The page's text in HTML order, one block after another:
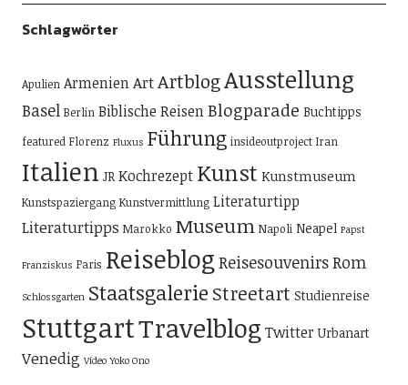
Schlagwörter
Apulien ArmenienArtArtblogAusstellung
Basel Berlin Biblische ReisenBlogparade Buchtipps
featured Florenz Fluxus Führung insideoutproject Iran
Italien JR Kochrezept Kunst Kunstmuseum
Kunstspaziergang Kunstvermittlung Literaturtipp
Literaturtipps Marokko Museum Napoli Neapel Papst
Franziskus Paris Reiseblog ReisesouvenirsRom
Schlossgarten Staatsgalerie Streetart Studienreise
StuttgartTravelblog Twitter Urbanart
Venedig Video Yoko Ono